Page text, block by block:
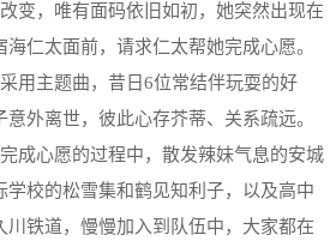
变，唯有面码依旧如初，她突然出现在
仁太面前，请求仁太帮她完成心愿。
用主题曲，昔日6位常结伴玩耍的好
外离世，彼此心存芥蒂、关系疏远。
成心愿的过程中，散发辣妹气息的安城
学校的松雪集和鹤见知利子，以及高中
川铁道，慢慢加入到队伍中，大家都在